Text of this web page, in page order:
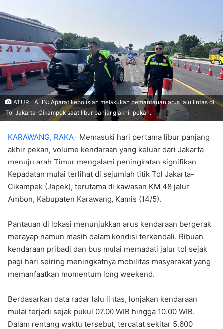
ATUR LALIN: Aparat kepolisian melakukan pemantauan arus lalu lintas di
Tol Jakarta-Cikampek saat libur panjang akhir pekan.
KARAWANG, RAKA- Memasuki hari pertama libur panjang
akhir pekan, volume kendaraan yang keluar dari Jakarta
menuju arah Timur mengalami peningkatan signifikan.
Kepadatan mulai terlihat di sejumlah titik Tol Jakarta-
Cikampek (Japek), terutama di kawasan KM 48 jalur
Ambon, Kabupaten Karawang, Kamis (14/5).‎
‎Pantauan di lokasi menunjukkan arus kendaraan bergerak
merayap namun masih dalam kondisi terkendali. Ribuan
kendaraan pribadi dan bus mulai memadati jalur tol sejak
pagi hari seiring meningkatnya mobilitas masyarakat yang
memanfaatkan momentum long weekend. ‎‎
Berdasarkan data radar lalu lintas, lonjakan kendaraan
mulai terjadi sejak pukul 07.00 WIB hingga 10.00 WIB.
Dalam rentang waktu tersebut, tercatat sekitar 5.600